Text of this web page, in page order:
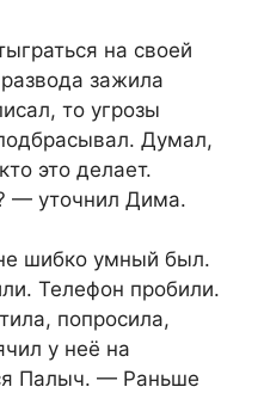
на своей
зажила
то угрозы
Думал,
это делает.
— уточнил Дима.
шибко умный был.
Телефон пробили.
попросила,
у неё на
Палыч. — Раньше